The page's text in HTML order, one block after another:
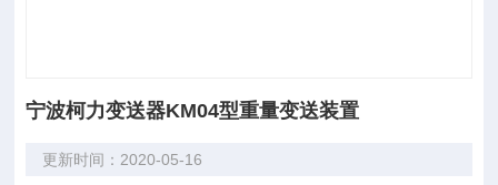
宁波柯力变送器KM04型重量变送装置
更新时间：2020-05-16